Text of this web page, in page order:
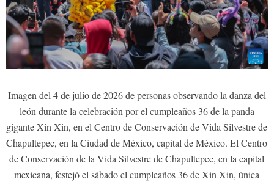
Imagen del 4 de julio de 2026 de personas observando la danza del
león durante la celebración por el cumpleaños 36 de la panda
gigante Xin Xin, en el Centro de Conservación de Vida Silvestre de
Chapultepec, en la Ciudad de México, capital de México. El Centro
de Conservación de la Vida Silvestre de Chapultepec, en la capital
mexicana, festejó el sábado el cumpleaños 36 de Xin Xin, única